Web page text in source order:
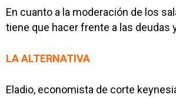
En cuanto a la moderación de los
tiene que hacer frente a las deudas
LA ALTERNATIVA
Eladio, economista de corte